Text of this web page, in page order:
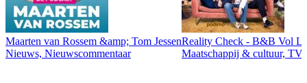
Maarten van Rossem &amp; Tom Jessen
Nieuws, Nieuwscommentaar
Reality Check - B&B Vol
Maatschappij & cultuur,